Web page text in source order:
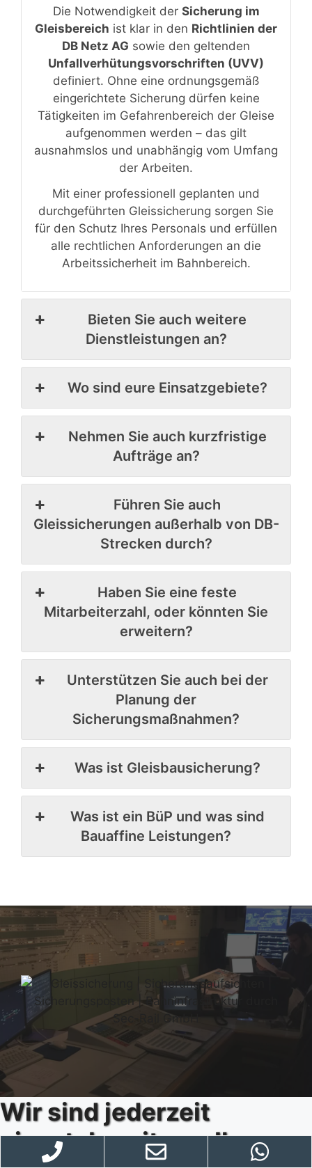
Die Notwendigkeit der Sicherung im
Gleisbereich ist klar in den Richtlinien der
DB Netz AG sowie den geltenden
Unfallverhütungsvorschriften (UVV)
definiert. Ohne eine ordnungsgemäß
eingerichtete Sicherung dürfen keine
Tätigkeiten im Gefahrenbereich der Gleise
aufgenommen werden – das gilt
ausnahmslos und unabhängig vom Umfang
der Arbeiten.
Mit einer professionell geplanten und
durchgeführten Gleissicherung sorgen Sie
für den Schutz Ihres Personals und erfüllen
alle rechtlichen Anforderungen an die
Arbeitssicherheit im Bahnbereich.
Bieten Sie auch weitere
Dienstleistungen an?
Wo sind eure Einsatzgebiete?
Nehmen Sie auch kurzfristige
Aufträge an?
Führen Sie auch
Gleissicherungen außerhalb von DB-
Strecken durch?
Haben Sie eine feste
Mitarbeiterzahl, oder könnten Sie
erweitern?
Unterstützen Sie auch bei der
Planung der
Sicherungsmaßnahmen?
Was ist Gleisbausicherung?
Was ist ein BüP und was sind
Bauaffine Leistungen?
Wir sind jederzeit
einsatzbereit, um Ihre